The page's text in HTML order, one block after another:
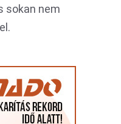
sokan nem